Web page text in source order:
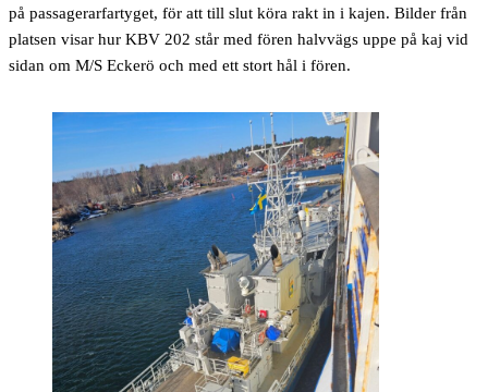
på passagerarfartyget, för att till slut köra rakt in i kajen. Bilder från
platsen visar hur KBV 202 står med fören halvvägs uppe på kaj vid
sidan om M/S Eckerö och med ett stort hål i fören.